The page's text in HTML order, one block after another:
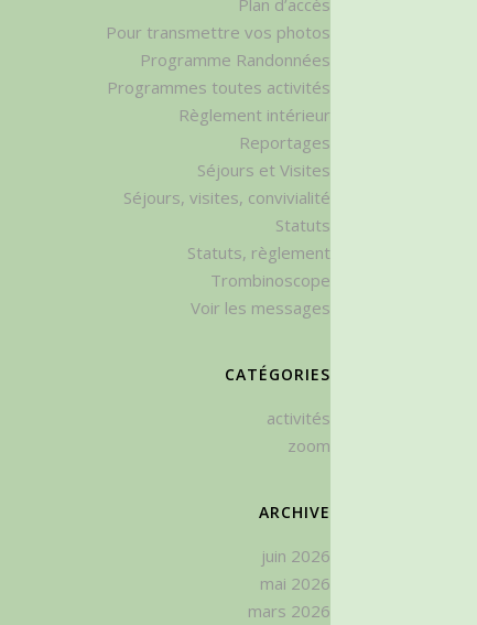
Pour transmettre vos photos
Programme Randonnées
Programmes toutes activités
Règlement intérieur
Reportages
Séjours et Visites
Séjours, visites, convivialité
Statuts
Statuts, règlement
Trombinoscope
Voir les messages
CATÉGORIES
activités
zoom
ARCHIVE
juin 2026
mai 2026
mars 2026